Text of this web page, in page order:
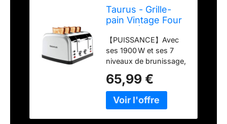
Taurus - Grille-
pain Vintage Four
135x35 mm | 7
niveaux | 3
fonctions |
Commandes
indépendantes |
Inox | Auto-
centrage |
【PUISSANCE】Avec
ses 1900 W et ses 7
niveaux de brunissage,
un résultat
parfaitement adapté à
vos goûts. 【DESIGN
65,99 €